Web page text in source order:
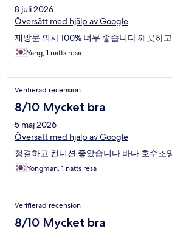
8 juli 2026
Översätt med hjälp av Google
재방문 의사 100% 너무 좋습니다 깨끗하
Yang, 1 natts resa
Verifierad recension
8/10 Mycket bra
5 maj 2026
Översätt med hjälp av Google
청결하고 컨디션 좋았습니다 바다 호수조
Yongman, 1 natts resa
Verifierad recension
8/10 Mycket bra